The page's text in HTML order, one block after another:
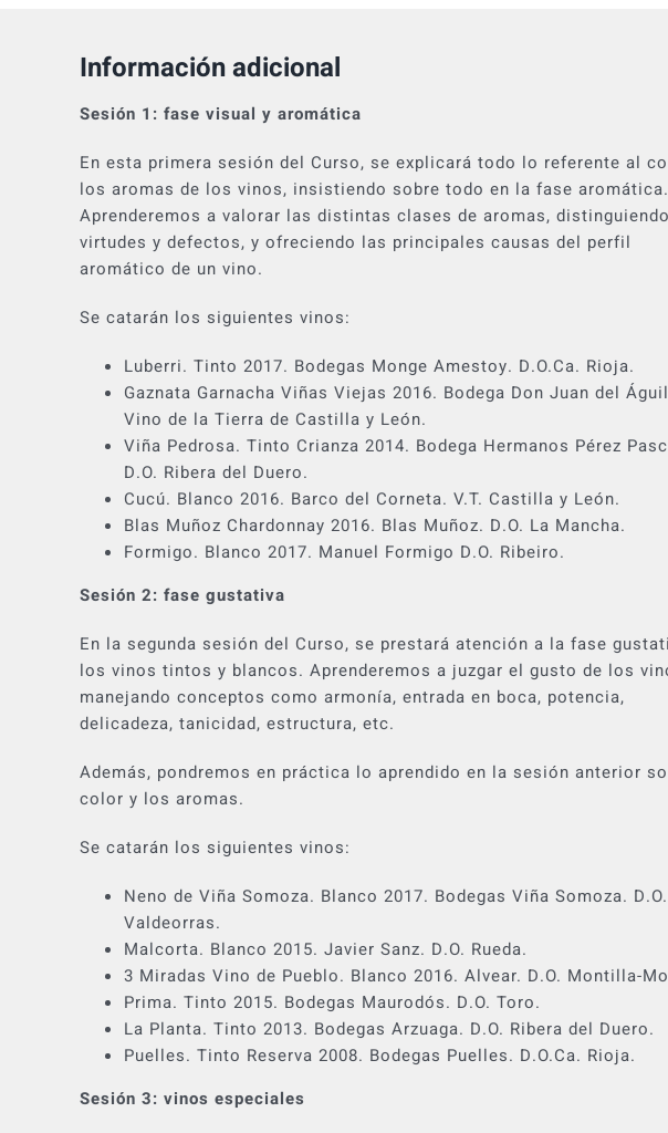
Información adicional
Sesión 1: fase visual y aromática
En esta primera sesión del Curso, se explicará todo lo referente al
los aromas de los vinos, insistiendo sobre todo en la fase aromática.
Aprenderemos a valorar las distintas clases de aromas, distinguiendo
virtudes y defectos, y ofreciendo las principales causas del perfil
aromático de un vino.
Se catarán los siguientes vinos:
Luberri. Tinto 2017. Bodegas Monge Amestoy. D.O.Ca. Rioja.
Gaznata Garnacha Viñas Viejas 2016. Bodega Don Juan del
Vino de la Tierra de Castilla y León.
Viña Pedrosa. Tinto Crianza 2014. Bodega Hermanos Pérez
D.O. Ribera del Duero.
Cucú. Blanco 2016. Barco del Corneta. V.T. Castilla y León.
Blas Muñoz Chardonnay 2016. Blas Muñoz. D.O. La Mancha.
Formigo. Blanco 2017. Manuel Formigo D.O. Ribeiro.
Sesión 2: fase gustativa
En la segunda sesión del Curso, se prestará atención a la fase
los vinos tintos y blancos. Aprenderemos a juzgar el gusto de los
manejando conceptos como armonía, entrada en boca, potencia,
delicadeza, tanicidad, estructura, etc.
Además, pondremos en práctica lo aprendido en la sesión anterior
color y los aromas.
Se catarán los siguientes vinos:
Neno de Viña Somoza. Blanco 2017. Bodegas Viña Somoza. D.O.
Valdeorras.
Malcorta. Blanco 2015. Javier Sanz. D.O. Rueda.
3 Miradas Vino de Pueblo. Blanco 2016. Alvear. D.O. Montilla-
Prima. Tinto 2015. Bodegas Maurodós. D.O. Toro.
La Planta. Tinto 2013. Bodegas Arzuaga. D.O. Ribera del Duero.
Puelles. Tinto Reserva 2008. Bodegas Puelles. D.O.Ca. Rioja.
Sesión 3: vinos especiales